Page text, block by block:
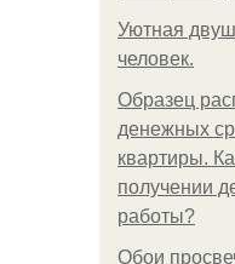
Уютная
человек.
Образец
денежных
квартиры.
получении
работы?
Обои